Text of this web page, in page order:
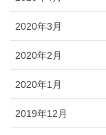
2020年3月
2020年2月
2020年1月
2019年12月